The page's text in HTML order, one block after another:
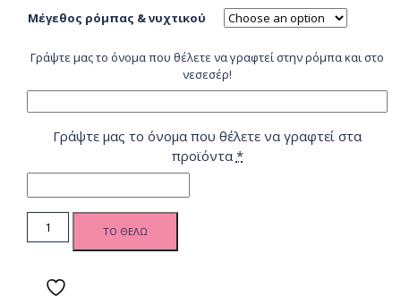
Μέγεθος ρόμπας & νυχτικού
Γράψτε μας το όνομα που θέλετε να γραφτεί στην ρόμπα και στο
νεσεσέρ!
Γράψτε μας το όνομα που θέλετε να γραφτεί στα
προϊόντα*
BD Νυφικό σετ
προετοιμασίας
γάμου, με
νυχτικό - Dark
ΤΟ ΘΕΛΩ